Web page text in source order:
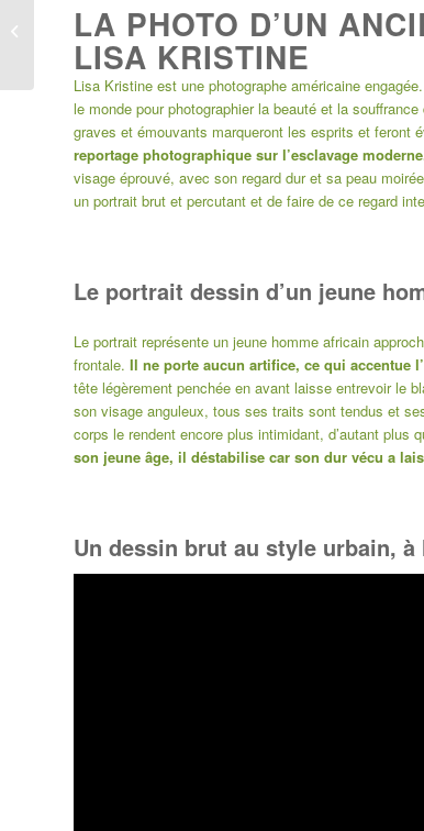
LA PHOTO D’UN
LISA KRISTINE
Lisa Kristine est une photographe américaine
le monde pour photographier la beauté et la
graves et émouvants marqueront les esprits et feront
reportage photographique sur l’esclavage
visage éprouvé, avec son regard dur et sa peau
un portrait brut et percutant et de faire de ce regard
Le portrait dessin d’un jeune
Le portrait représente un jeune homme africain
frontale. Il ne porte aucun artifice, ce qui accentue
tête légèrement penchée en avant laisse entrevoir le
son visage anguleux, tous ses traits sont tendus et
corps le rendent encore plus intimidant, d’autant plus
son jeune âge, il déstabilise car son dur vécu a
Un dessin brut au style urbain,
jeune tahitienne
mélancolique